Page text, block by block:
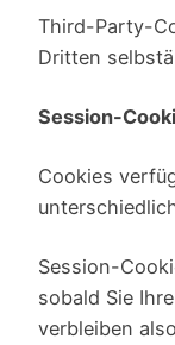
Third-Party-
Dritten
Session-
Cookies
Session-
sobald Sie
verbleiben